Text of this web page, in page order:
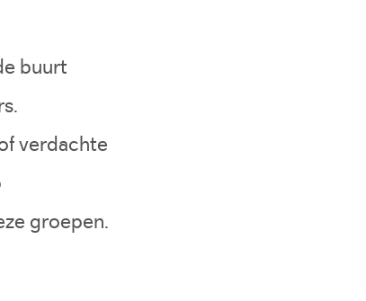
buurt
verdachte
groepen.